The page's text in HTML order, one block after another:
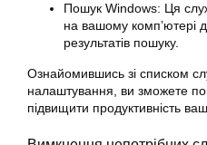
Пошук Windows: Ця
на вашому комп’ютері
результатів пошуку.
Ознайомившись зі списком
налаштування, ви зможете
підвищити продуктивність